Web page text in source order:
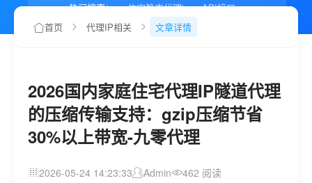
热门搜索： 住宅静态代理ip
API接口
代理IP如何设置
首页 代理IP相关 文章详情
2026国内家庭住宅代理IP隧道代理
的压缩传输支持：gzip压缩节省
30%以上带宽-九零代理
2026-05-24 14:23:33 Admin 462 阅读